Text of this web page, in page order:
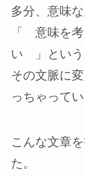
多分、意味
「 意味を
い 」という
その文脈に
っちゃって
こんな文章
た。